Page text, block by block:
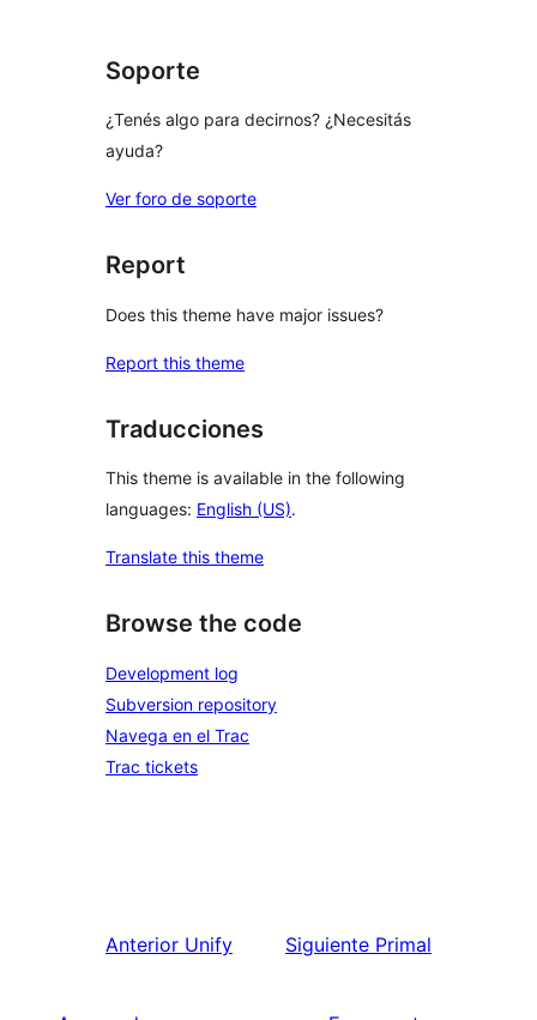
Soporte
¿Tenés algo para decirnos? ¿Necesitás
ayuda?
Ver foro de soporte
Report
Does this theme have major issues?
Report this theme
Traducciones
This theme is available in the following
languages: English (US).
Translate this theme
Browse the code
Development log
Subversion repository
Navega en el Trac
Trac tickets
Anterior Unify Siguiente Primal